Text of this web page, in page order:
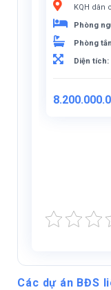
KQH dân
Phòng
Phòng
Diện tích:
Giá
Các dự án BĐS